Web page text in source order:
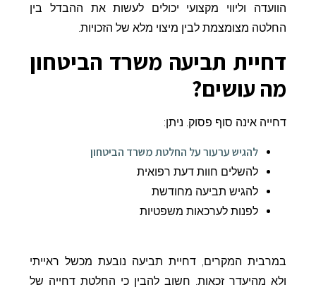
הוועדה וליווי מקצועי יכולים לעשות את ההבדל בין
החלטה מצומצמת לבין מיצוי מלא של הזכויות.
דחיית תביעה משרד הביטחון
מה עושים?
דחייה אינה סוף פסוק. ניתן:
להגיש ערעור על החלטת משרד הביטחון
להשלים חוות דעת רפואית
להגיש תביעה מחודשת
לפנות לערכאות משפטיות
במרבית המקרים, דחיית תביעה נובעת מכשל ראייתי
ולא מהיעדר זכאות. חשוב להבין כי החלטת דחייה של